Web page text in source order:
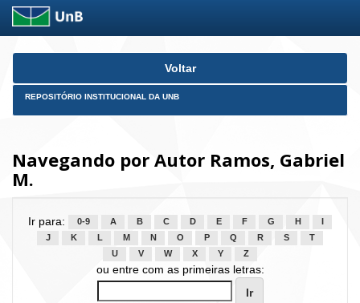
Skip
Voltar
REPOSITÓRIO INSTITUCIONAL DA UNB
Navegando por Autor Ramos, Gabriel
M.
Ir para: 0-9 A B C D E F G H
J
K L M N O P Q R S
T
U
V W X Y Z
ou entre com as primeiras letras: